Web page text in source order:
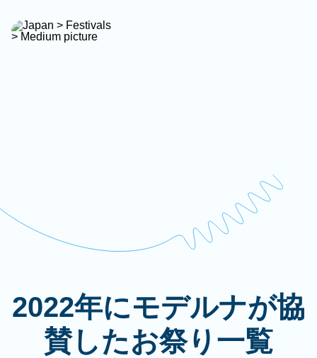
2022年にモデルナが協
賛したお祭り一覧